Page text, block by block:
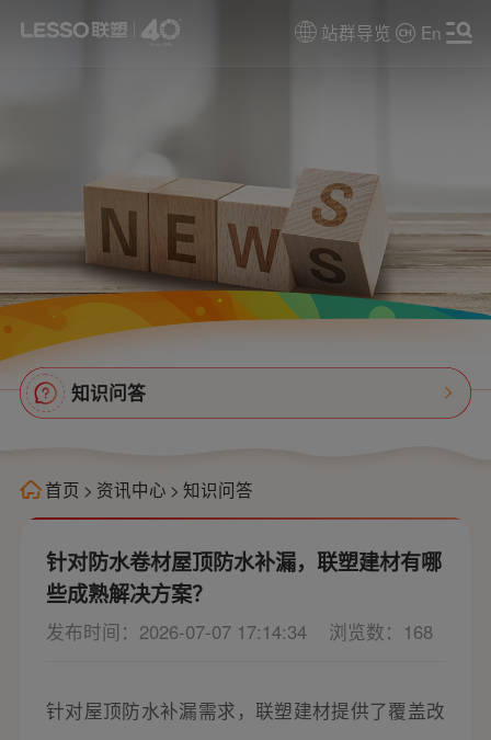
站群导览 En
知识问答
首页 > 资讯中心 > 知识问答
针对防水卷材屋顶防水补漏，联塑建材有哪
些成熟解决方案？
发布时间：2026-07-07 17:14:34 浏览数：168
针对屋顶防水补漏需求，联塑建材提供了覆盖改